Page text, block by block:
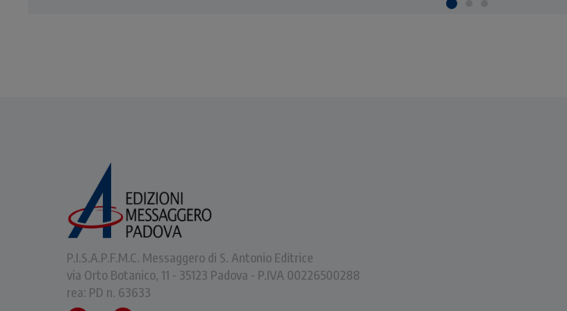
P.I.S.A.P.F.M.C. Messaggero di S. Antonio Editrice
via Orto Botanico, 11 - 35123 Padova - P.IVA 00226500288
rea: PD n. 63633